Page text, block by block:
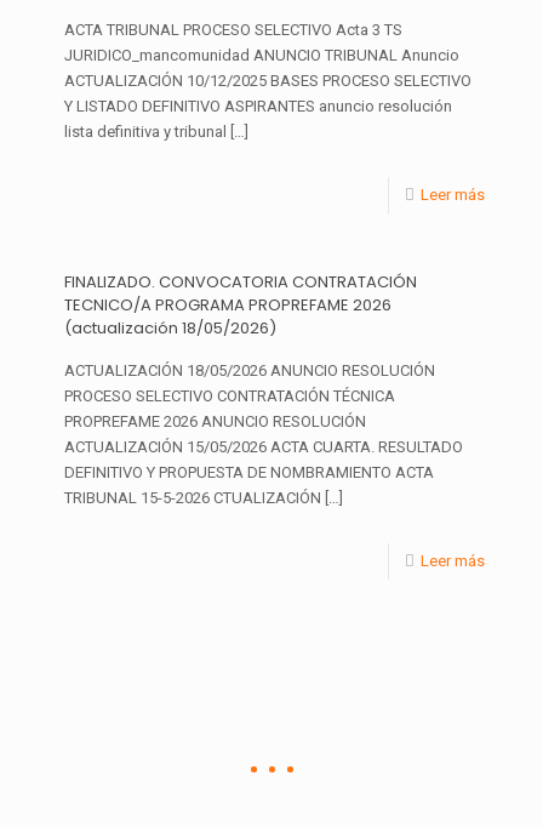
ACTA TRIBUNAL PROCESO SELECTIVO Acta 3 TS
JURIDICO_mancomunidad ANUNCIO TRIBUNAL Anuncio
ACTUALIZACIÓN 10/12/2025 BASES PROCESO SELECTIVO
Y LISTADO DEFINITIVO ASPIRANTES anuncio resolución
lista definitiva y tribunal
[…]
Leer más
FINALIZADO. CONVOCATORIA CONTRATACIÓN
TECNICO/A PROGRAMA PROPREFAME 2026
(actualización 18/05/2026)
ACTUALIZACIÓN 18/05/2026 ANUNCIO RESOLUCIÓN
PROCESO SELECTIVO CONTRATACIÓN TÉCNICA
PROPREFAME 2026 ANUNCIO RESOLUCIÓN
ACTUALIZACIÓN 15/05/2026 ACTA CUARTA. RESULTADO
DEFINITIVO Y PROPUESTA DE NOMBRAMIENTO ACTA
TRIBUNAL 15-5-2026 CTUALIZACIÓN […]
Leer más